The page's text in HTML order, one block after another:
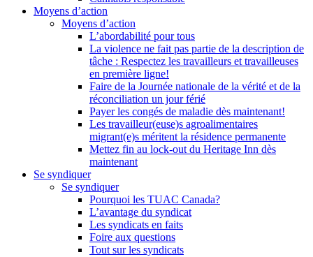
Moyens d’action
Moyens d’action
L’abordabilité pour tous
La violence ne fait pas partie de la description de
tâche : Respectez les travailleurs et travailleuses
en première ligne!
Faire de la Journée nationale de la vérité et de la
réconciliation un jour férié
Payer les congés de maladie dès maintenant!
Les travailleur(euse)s agroalimentaires
migrant(e)s méritent la résidence permanente
Mettez fin au lock-out du Heritage Inn dès
maintenant
Se syndiquer
Se syndiquer
Pourquoi les TUAC Canada?
L’avantage du syndicat
Les syndicats en faits
Foire aux questions
Tout sur les syndicats